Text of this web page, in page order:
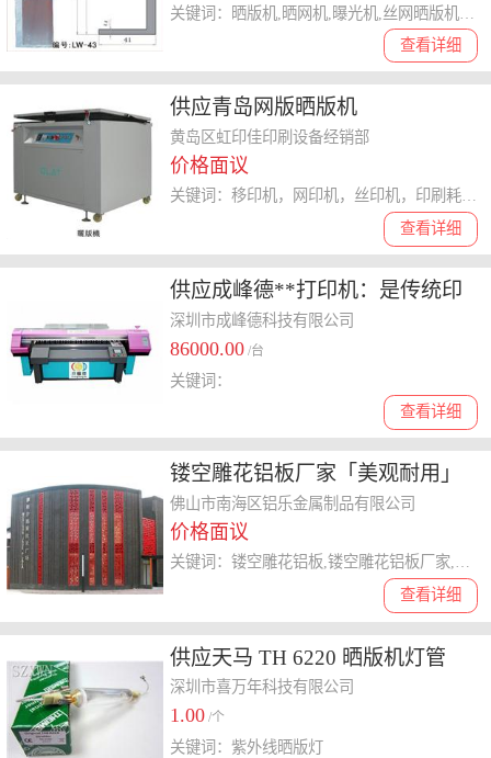
查看详细
关键词：晒版机,晒网机,曝光机,丝网晒版机,真空曝光机
供应青岛网版晒版机
黄岛区虹印佳印刷设备经销部
价格面议
查看详细
供应成峰德**打印机：是传统印
花机和电脑数码结合的产物，无
须出菲林、套色、晒网、拉版，
计算机输出直接在物体上喷印，
制作简单，费用低廉，而且精度
非常高印花工艺简单，*前处理；
喷印后无须做固色剂处理，
深圳市成峰德科技有限公司
86000.00 /台
查看详细
关键词：
镂空雕花铝板厂家「美观耐用」
佛山市南海区铝乐金属制品有限公司
价格面议
查看详细
供应天马 TH 6220 晒版机灯管
深圳市喜万年科技有限公司
1.00 /个
关键词：紫外线晒版灯